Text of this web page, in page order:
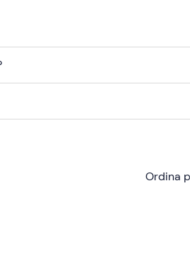
Ordina